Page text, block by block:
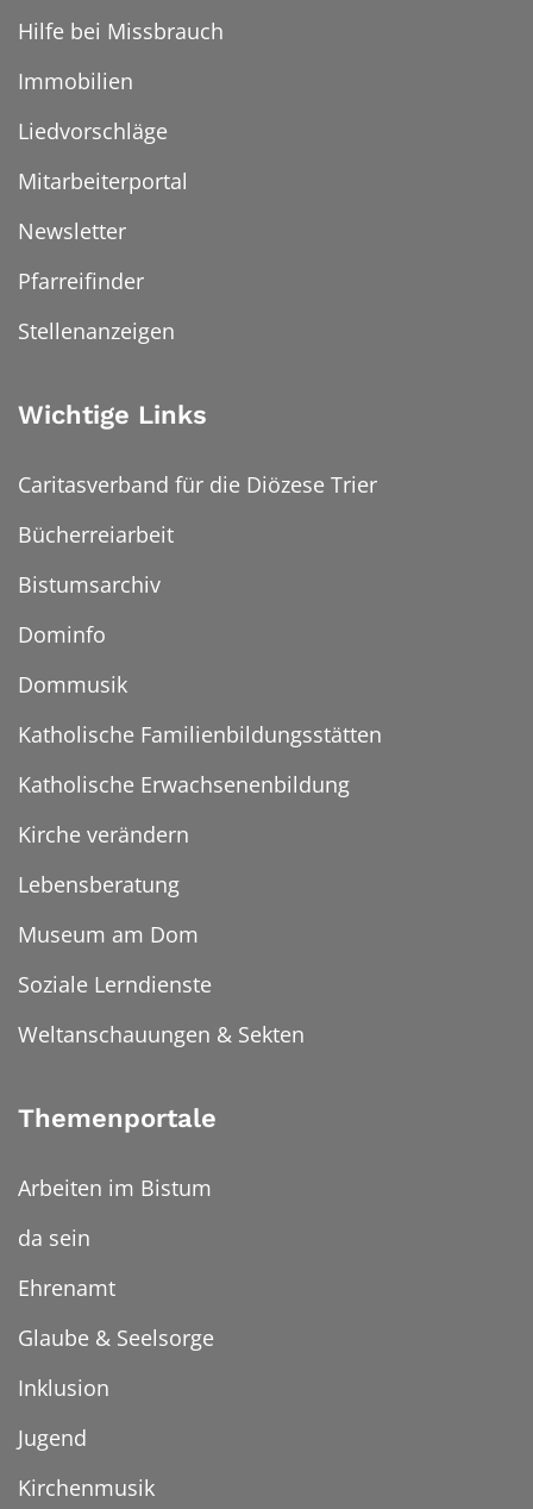
Hilfe bei Missbrauch
Immobilien
Liedvorschläge
Mitarbeiterportal
Newsletter
Pfarreifinder
Stellenanzeigen
Wichtige Links
Caritasverband für die Diözese Trier
Bücherreiarbeit
Bistumsarchiv
Dominfo
Dommusik
Katholische Familienbildungsstätten
Katholische Erwachsenenbildung
Kirche verändern
Lebensberatung
Museum am Dom
Soziale Lerndienste
Weltanschauungen & Sekten
Themenportale
Arbeiten im Bistum
da sein
Ehrenamt
Glaube & Seelsorge
Inklusion
Jugend
Kirchenmusik